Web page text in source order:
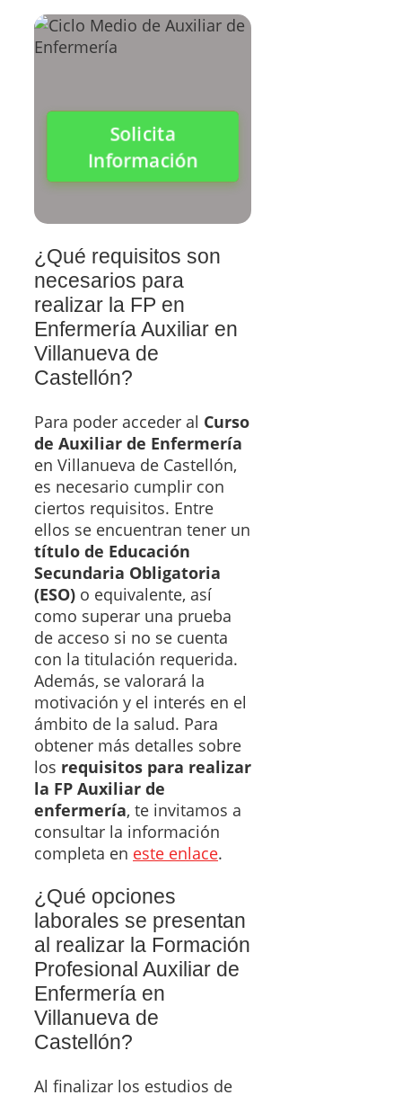
Solicita
Información
¿Qué requisitos son
necesarios para
realizar la FP en
Enfermería Auxiliar en
Villanueva de
Castellón?
Para poder acceder al Curso
de Auxiliar de Enfermería
en Villanueva de Castellón,
es necesario cumplir con
ciertos requisitos. Entre
ellos se encuentran tener un
título de Educación
Secundaria Obligatoria
(ESO) o equivalente, así
como superar una prueba
de acceso si no se cuenta
con la titulación requerida.
Además, se valorará la
motivación y el interés en el
ámbito de la salud. Para
obtener más detalles sobre
los requisitos para realizar
la FP Auxiliar de
enfermería, te invitamos a
consultar la información
completa en este enlace.
¿Qué opciones
laborales se presentan
al realizar la Formación
Profesional Auxiliar de
Enfermería en
Villanueva de
Castellón?
Al finalizar los estudios de